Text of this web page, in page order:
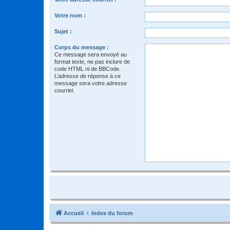
Votre nom :
Sujet :
Corps du message :
Ce message sera envoyé au
format texte, ne pas inclure de
code HTML ni de BBCode.
L’adresse de réponse à ce
message sera votre adresse
courriel.
Accueil Index du forum